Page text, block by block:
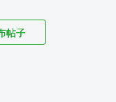
帖子